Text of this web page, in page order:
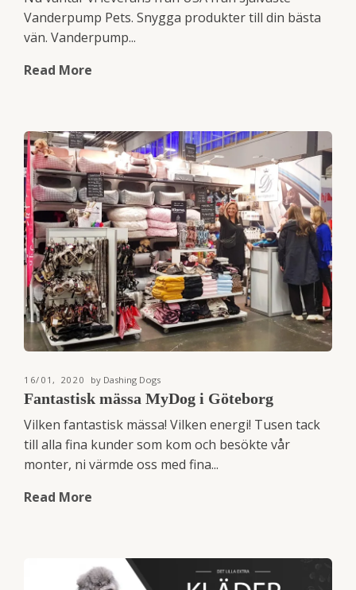
Vanderpump Pets. Snygga produkter till din bästa
vän. Vanderpump...
Read More
16/01, 2020 by Dashing Dogs
Fantastisk mässa MyDog i Göteborg
Vilken fantastisk mässa! Vilken energi! Tusen tack
till alla fina kunder som kom och besökte vår
monter, ni värmde oss med fina...
Read More